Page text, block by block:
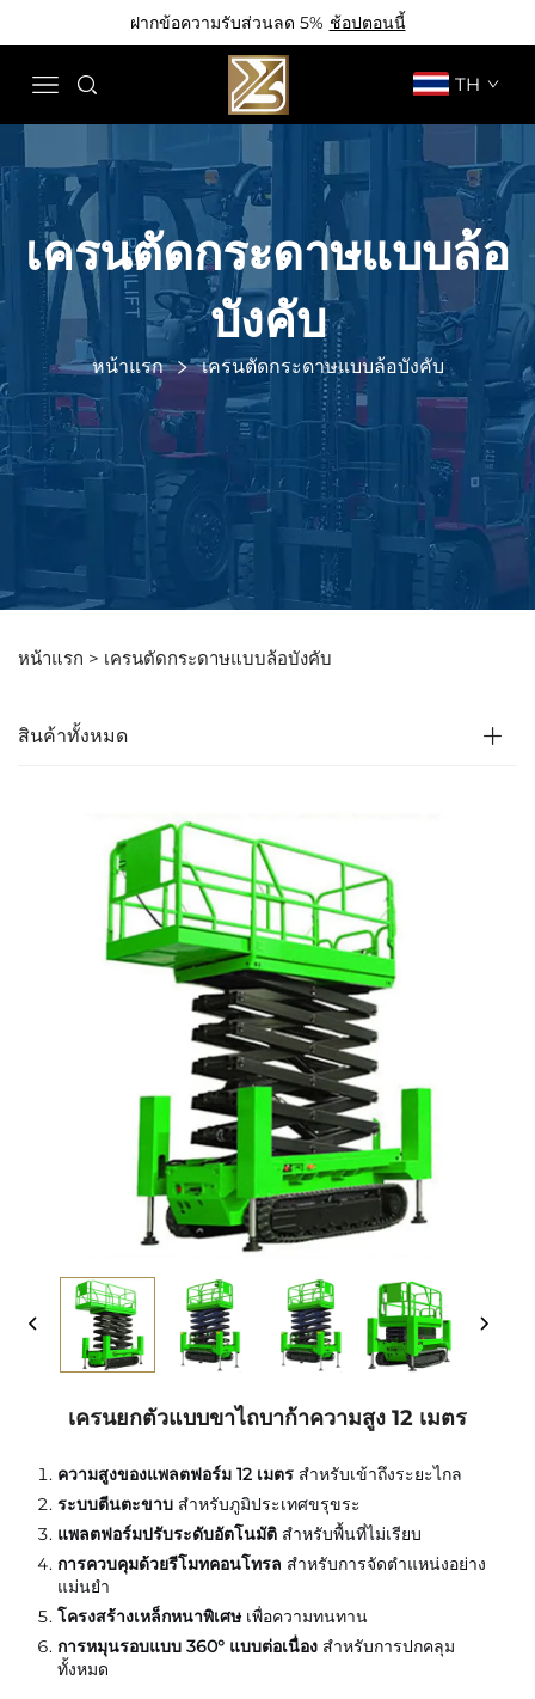
ฝากข้อความรับส่วนลด 5% ช้อปตอนนี้
TH
เครนตัดกระดาษแบบล้อ
บังคับ
หน้าแรก เครนตัดกระดาษแบบล้อบังคับ
หน้าแรก > เครนตัดกระดาษแบบล้อบังคับ
สินค้าทั้งหมด
เครนยกตัวแบบขาไถบาก้าความสูง 12 เมตร
ความสูงของแพลตฟอร์ม 12 เมตร สำหรับเข้าถึงระยะไกล
ระบบตีนตะขาบ สำหรับภูมิประเทศขรุขระ
แพลตฟอร์มปรับระดับอัตโนมัติ สำหรับพื้นที่ไม่เรียบ
การควบคุมด้วยรีโมทคอนโทรล สำหรับการจัดตำแหน่งอย่าง
แม่นยำ
โครงสร้างเหล็กหนาพิเศษ เพื่อความทนทาน
การหมุนรอบแบบ 360° แบบต่อเนื่อง สำหรับการปกคลุม
ทั้งหมด